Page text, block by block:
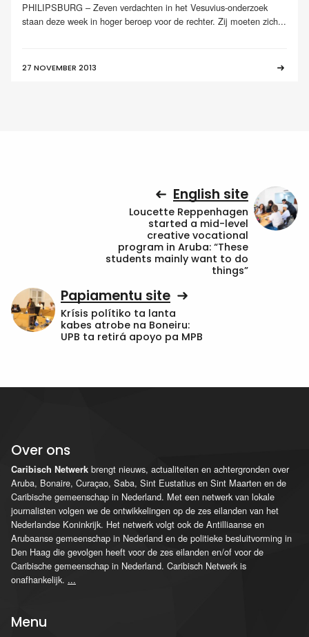
PHILIPSBURG – Zeven verdachten in het Vesuvius-onderzoek
staan deze week in hoger beroep voor de rechter. Zij moeten zich...
27 NOVEMBER 2013
English site
Loucette Reppenhagen
started a mid-level
creative vocational
program in Aruba: “These
students mainly want to do
things”
Papiamentu site
Krísis polítiko ta lanta
kabes atrobe na Boneiru:
UPB ta retirá apoyo pa MPB
Over ons
Caribisch Netwerk brengt nieuws, actualiteiten en achtergronden over
Aruba, Bonaire, Curaçao, Saba, Sint Eustatius en Sint Maarten en de
Caribische gemeenschap in Nederland. Met een netwerk van lokale
journalisten volgen we de ontwikkelingen op de zes eilanden van het
Nederlandse Koninkrijk. Het netwerk volgt ook de Antilliaanse en
Arubaanse gemeenschap in Nederland en de politieke besluitvorming in
Den Haag die gevolgen heeft voor de zes eilanden en/of voor de
Caribische gemeenschap in Nederland. Caribisch Netwerk is
onafhankelijk. ...
Menu